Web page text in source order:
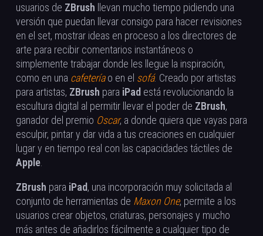
usuarios de ZBrush llevan mucho tiempo pidiendo una
versión que puedan llevar consigo para hacer revisiones
en el set, mostrar ideas en proceso a los directores de
arte para recibir comentarios instantáneos o
simplemente trabajar donde les llegue la inspiración,
como en una cafeteríao en el sofá. Creado por artistas
para artistas, ZBrush para iPad está revolucionando la
escultura digital al permitir llevar el poder de ZBrush,
ganador del premio Oscar, a donde quiera que vayas para
esculpir, pintar y dar vida a tus creaciones en cualquier
lugar y en tiempo real con las capacidades táctiles de
Apple
ZBrush para iPad, una incorporación muy solicitada al
conjunto de herramientas de Maxon One, permite a los
usuarios crear objetos, criaturas, personajes y mucho
más antes de añadirlos fácilmente a cualquier tipo de